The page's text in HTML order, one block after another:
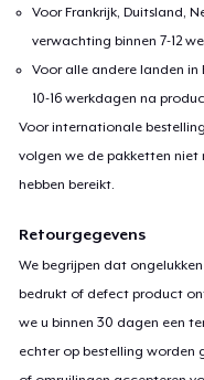
Voor Frankrijk, Duitsland,
verwachting binnen 7-12
Voor alle andere landen
10-16 werkdagen na
Voor internationale
volgen we de pakketten niet
hebben bereikt.
Retourgegevens
We begrijpen dat
bedrukt of defect product
we u binnen 30 dagen een
echter op bestelling worden